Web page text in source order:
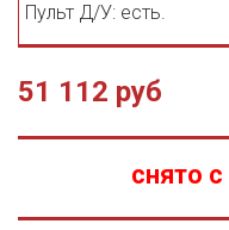
Пульт Д/У: есть.
51 112 руб
снято